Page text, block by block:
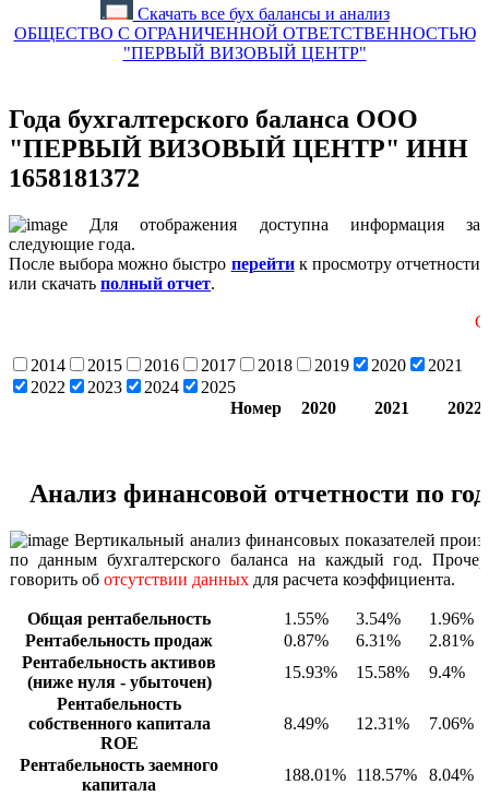
Скачать все бух балансы и анализ
ОБЩЕСТВО С ОГРАНИЧЕННОЙ ОТВЕТСТВЕННОСТЬЮ
"ПЕРВЫЙ ВИЗОВЫЙ ЦЕНТР"
Года бухгалтерского баланса ООО
"ПЕРВЫЙ ВИЗОВЫЙ ЦЕНТР" ИНН
1658181372
Для отображения доступна информация за
следующие года.
После выбора можно быстро перейтик просмотру отчетности
или скачать полный отчет.
Скролинг
2014 2015 2016 2017 2018 2019 2020
2021
2022
2023 2024
2025
Номер
2020 2021 2022
Анализ финансовой отчетности по
Вертикальный анализ финансовых показателей
по данным бухгалтерского баланса на каждый год.
говорить об отсутствии данных для расчета коэффициента.
Общая рентабельность 1.55% 3.54%
1.96%
Рентабельность продаж
0.87% 6.31%
2.81%
Рентабельность активов
(ниже нуля - убыточен)
15.93% 15.58%
9.4%
Рентабельность
собственного капитала
ROE
8.49% 12.31% 7.06%
Рентабельность заемного
капитала
188.01% 118.57%
8.04%